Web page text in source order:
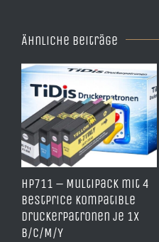
Ähnliche Beiträge
HP711 – Multipack mit 4
BestPrice kompatible
Druckerpatronen je 1x
B/C/M/Y